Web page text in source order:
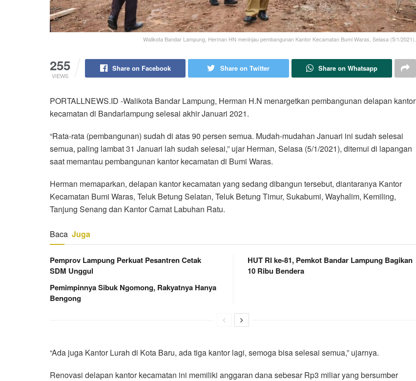
Walikota Bandar Lampung, Herman HN meninjau pembangunan Kantor Kecamatan Bumi Waras, Selasa (5/1/2021).
255
VIEWS
Share on Facebook Share on Twitter Share on Whatsapp
PORTALLNEWS.ID -Walikota Bandar Lampung, Herman H.N menargetkan pembangunan delapan kantor
kecamatan di Bandarlampung selesai akhir Januari 2021.
“Rata-rata (pembangunan) sudah di atas 90 persen semua. Mudah-mudahan Januari ini sudah selesai
semua, paling lambat 31 Januari lah sudah selesai,” ujar Herman, Selasa (5/1/2021), ditemui di lapangan
saat memantau pembangunan kantor kecamatan di Bumi Waras.
Herman memaparkan, delapan kantor kecamatan yang sedang dibangun tersebut, diantaranya Kantor
Kecamatan Bumi Waras, Teluk Betung Selatan, Teluk Betung Timur, Sukabumi, Wayhalim, Kemiling,
Tanjung Senang dan Kantor Camat Labuhan Ratu.
Baca Juga
Pemprov Lampung Perkuat Pesantren Cetak
SDM Unggul
Pemimpinnya Sibuk Ngomong, Rakyatnya Hanya
Bengong
HUT RI ke-81, Pemkot Bandar Lampung Bagikan
10 Ribu Bendera
“Ada juga Kantor Lurah di Kota Baru, ada tiga kantor lagi, semoga bisa selesai semua,” ujarnya.
Renovasi delapan kantor kecamatan ini memiliki anggaran dana sebesar Rp3 miliar yang bersumber